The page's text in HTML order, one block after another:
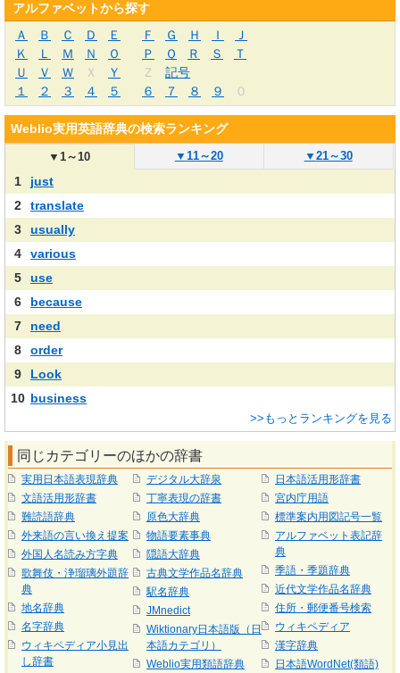
アルファベットから探す
Ａ
Ｂ Ｃ Ｄ Ｅ Ｆ Ｇ Ｈ Ｉ
Ｊ
Ｋ
Ｌ Ｍ Ｎ Ｏ Ｐ Ｑ Ｒ Ｓ
Ｔ
Ｕ
Ｖ Ｗ Ｘ Ｙ Ｚ
記号
１
２ ３ ４ ５ ６ ７ ８ ９ ０
Weblio実用英語辞典の検索ランキング
▼1～10 ▼ 11～20 ▼ 21～30
1
just
2
translate
3
usually
4
various
5
use
6
because
7
need
8
order
9
Look
10 business
>>もっとランキングを見る
同じカテゴリーのほかの辞書
実用日本語表現辞典
文語活用形辞書
難読語辞典
外来語の言い換え提案
外国人名読み方字典
歌舞伎・浄瑠璃外題辞
典
地名辞典
名字辞典
ウィキペディア小見出
し辞書
デジタル大辞泉
丁寧表現の辞書
原色大辞典
物語要素事典
隠語大辞典
古典文学作品名辞典
駅名辞典
JMnedict
Wiktionary日本語版（日
本語カテゴリ）
Weblio実用類語辞典
日本語活用形辞書
宮内庁用語
標準案内用図記号一覧
アルファベット表記辞
典
季語・季題辞典
近代文学作品名辞典
住所・郵便番号検索
ウィキペディア
漢字辞典
日本語WordNet(類語)